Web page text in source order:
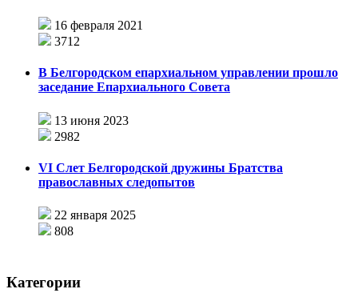
16 февраля 2021
3712
В Белгородском епархиальном управлении прошло
заседание Епархиального Совета
13 июня 2023
2982
VI Слет Белгородской дружины Братства
православных следопытов
22 января 2025
808
Категории